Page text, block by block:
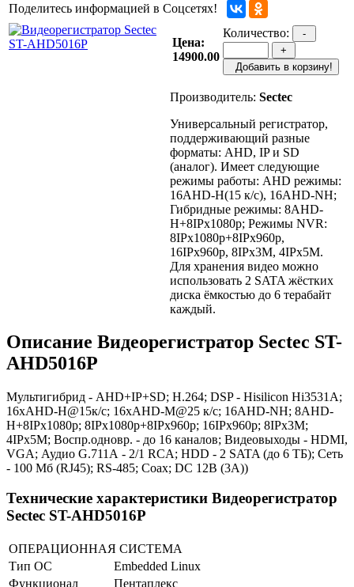
Поделитесь информацией в Соцсетях!
Цена:
14900.00
Количество:
-
+
Добавить в корзину!
Производитель: Sectec
Универсальный регистратор,
поддерживающий разные
форматы: AHD, IP и SD
(аналог). Имеет следующие
режимы работы: AHD режимы:
16AHD-H(15 к/с), 16AHD-NH;
Гибридные режимы: 8AHD-
H+8IPx1080p; Режимы NVR:
8IPx1080p+8IPx960p,
16IPx960p, 8IPx3M, 4IPx5M.
Для хранения видео можно
использовать 2 SATA жёстких
диска ёмкостью до 6 терабайт
каждый.
Описание Видеорегистратор Sectec ST-
AHD5016P
Мультигибрид - AHD+IP+SD; H.264; DSP - Hisilicon Hi3531А;
16xAHD-H@15к/с; 16xAHD-M@25 к/с; 16AHD-NH; 8AHD-
H+8IPx1080p; 8IPx1080p+8IPx960p; 16IPx960p; 8IPx3M;
4IPx5M; Воспр.одновр. - до 16 каналов; Видеовыходы - HDMI,
VGA; Аудио G.711А - 2/1 RCA; HDD - 2 SATA (до 6 ТБ); Сеть
- 100 Мб (RJ45); RS-485; Coax; DC 12В (3А))
Технические характеристики Видеорегистратор
Sectec ST-AHD5016P
ОПЕРАЦИОННАЯ СИСТЕМА
Тип ОС
Embedded Linux
Функционал
Пентаплекс